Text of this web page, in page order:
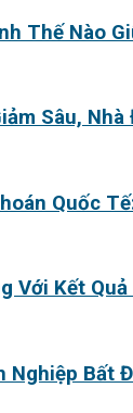
Thế Nào
Sâu, Nhà
Quốc
Với Kết Quả
Nghiệp Bất